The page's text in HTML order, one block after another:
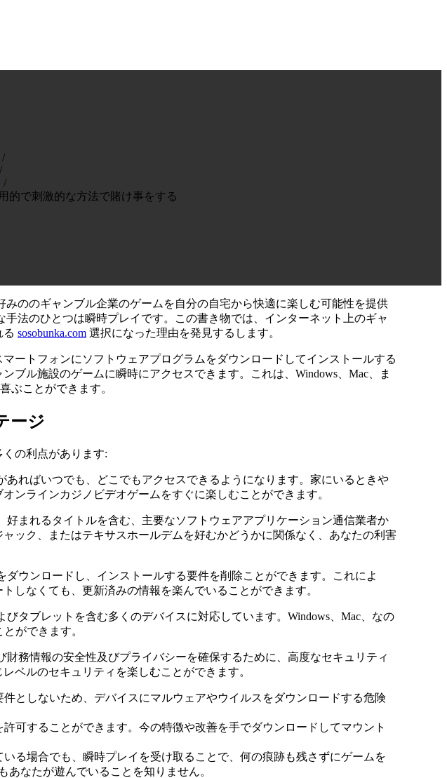
的で刺激的な方法で賭け事をする
ののギャンブル企業のゲームを自分の自宅から快適に楽しむ可能性を提供
法のひとつは瞬時プレイです。この書き物では、インターネット上のギャ
る sosobunka.com 選択になった理由を発見するします。
ートフォンにソフトウェアプログラムをダウンロードしてインストールする
ブル施設のゲームに瞬時にアクセスできます。これは、Windows、Mac、ま
ぶことができます。
ージ
の利点があります:
ればいつでも、どこでもアクセスできるようになります。家にいるときや
ンラインカジノビデオゲームをすぐに楽しむことができます。
まれるタイトルを含む、主要なソフトウェアアプリケーション通信業者か
ック、またはテキサスホールデムを好むかどうかに関係なく、あなたの利害
ウンロードし、インストールする要件を削除ことができます。これによ
しなくても、更新済みの情報を楽んでいることができます。
タブレットを含む多くのデバイスに対応しています。Windows、Mac、なの
ができます。
務情報の安全性及びプライバシーを確保するために、高度なセキュリティ
ベルのセキュリティを楽しむことができます。
としないため、デバイスにマルウェアやウイルスをダウンロードする危険
可することができます。今の特徴や改善を手でダウンロードしてマウント
る場合でも、瞬時プレイを受け取ることで、何の痕跡も残さずにゲームを
なたが遊んでいることを知りません。